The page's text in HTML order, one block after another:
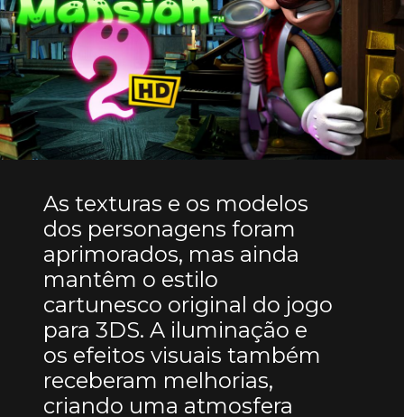
As texturas e os modelos
dos personagens foram
aprimorados, mas ainda
mantêm o estilo
cartunesco original do jogo
para 3DS. A iluminação e
os efeitos visuais também
receberam melhorias,
criando uma atmosfera